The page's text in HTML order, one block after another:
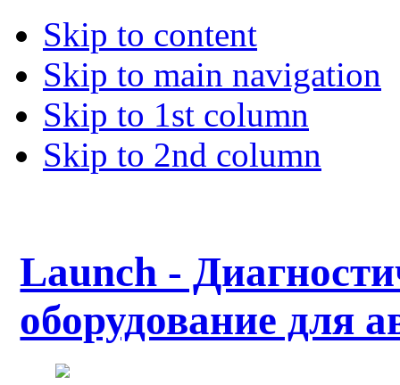
Skip to content
Skip to main navigation
Skip to 1st column
Skip to 2nd column
Launch -
оборудование для